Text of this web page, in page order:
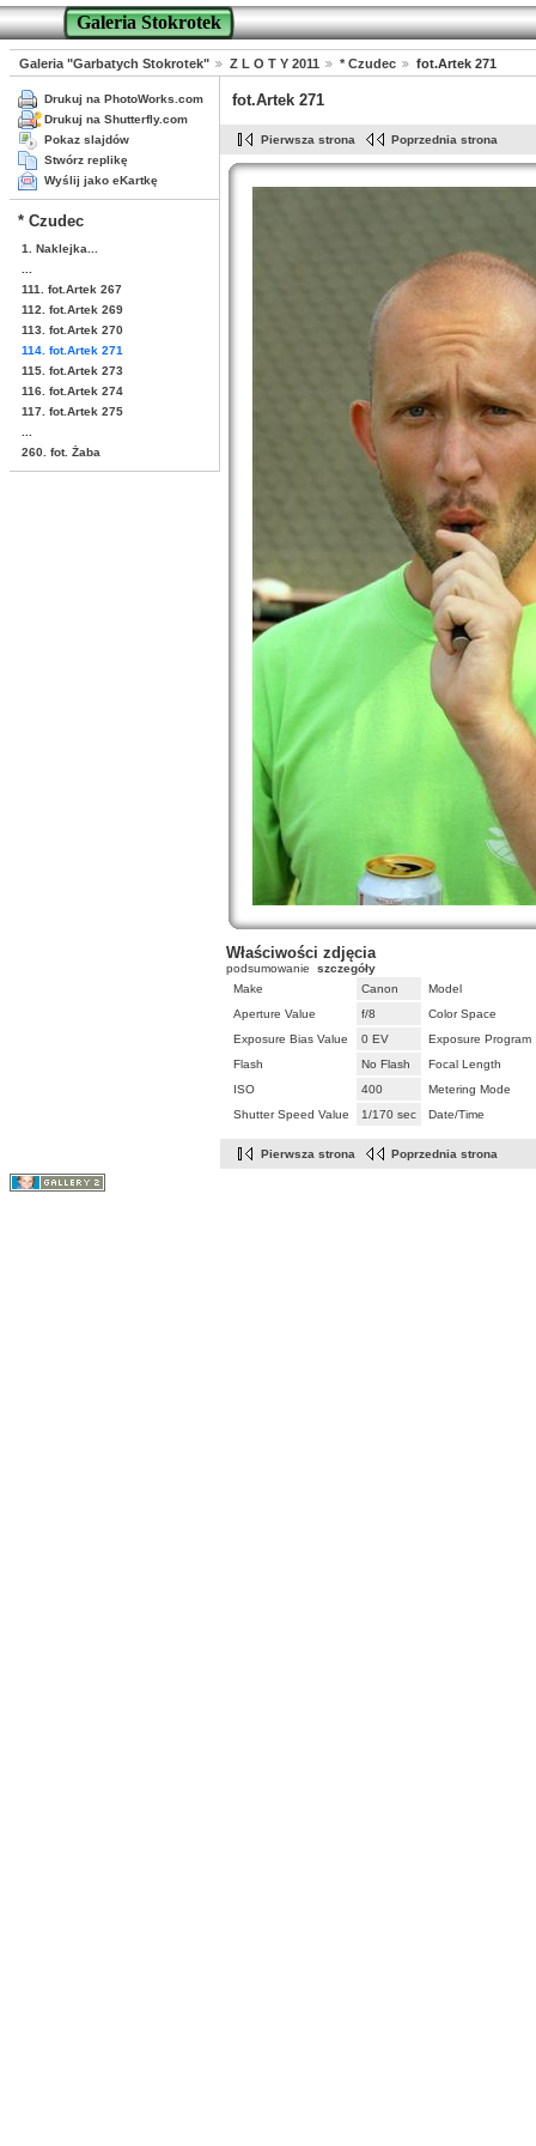
Galeria Stokrotek
Galeria "Garbatych Stokrotek" Z L O T Y 2011 * Czudec fot.Artek 271
Drukuj na PhotoWorks.com
Drukuj na Shutterfly.com
Pokaz slajdów
Stwórz replikę
Wyślij jako eKartkę
* Czudec
1. Naklejka...
111. fot.Artek 267
112. fot.Artek 269
113. fot.Artek 270
114. fot.Artek 271
115. fot.Artek 273
116. fot.Artek 274
117. fot.Artek 275
260. fot. Żaba
fot.Artek 271
Pierwsza strona Poprzednia strona
Właściwości zdjęcia
podsumowanie szczegóły
Make
Canon
Model
Aperture Value
f/8
Color Space
Exposure Bias Value
0 EV
Exposure Program
Flash
No Flash
Focal Length
ISO
400
Metering Mode
Shutter Speed Value
1/170 sec Date/Time
Pierwsza strona Poprzednia strona